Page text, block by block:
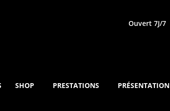
Ouvert 7J/7
SHOP PRESTATIONS PRÉSENTATION